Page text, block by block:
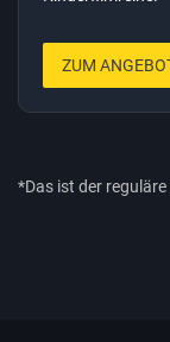
ZUM
*Das ist der reguläre